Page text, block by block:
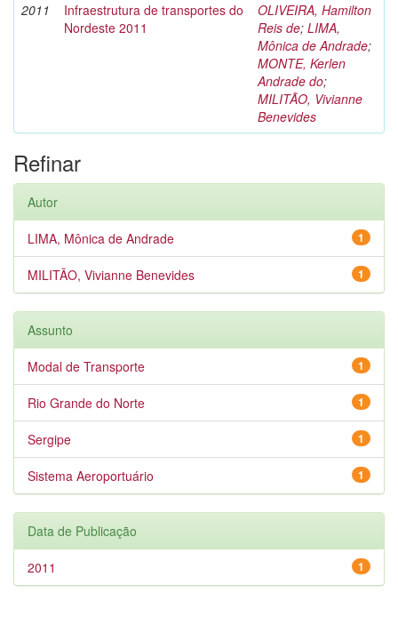
2011
Infraestrutura de transportes do
Nordeste 2011
OLIVEIRA, Hamilton
Reis de; LIMA,
Mônica de Andrade;
MONTE, Kerlen
Andrade do;
MILITÃO, Vivianne
Benevides
Refinar
Autor
1
LIMA, Mônica de Andrade
1
MILITÃO, Vivianne Benevides
Assunto
1
Modal de Transporte
1
Rio Grande do Norte
1
Sergipe
1
Sistema Aeroportuário
Data de Publicação
1
2011